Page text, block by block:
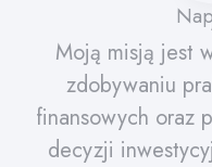
Moją misją jest
zdobywaniu
finansowych oraz
decyzji